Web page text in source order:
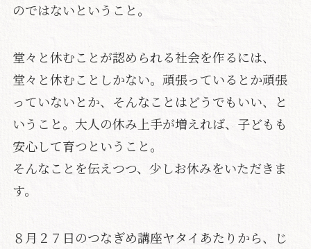
のではないということ。
堂々と休むことが認められる社会を作るには、
堂々と休むことしかない。頑張っているとか頑張
っていないとか、そんなことはどうでもいい、と
いうこと。大人の休み上手が増えれば、子どもも
安心して育つということ。
そんなことを伝えつつ、少しお休みをいただきま
す。
８月２７日のつなぎめ講座ヤタイあたりから、じ